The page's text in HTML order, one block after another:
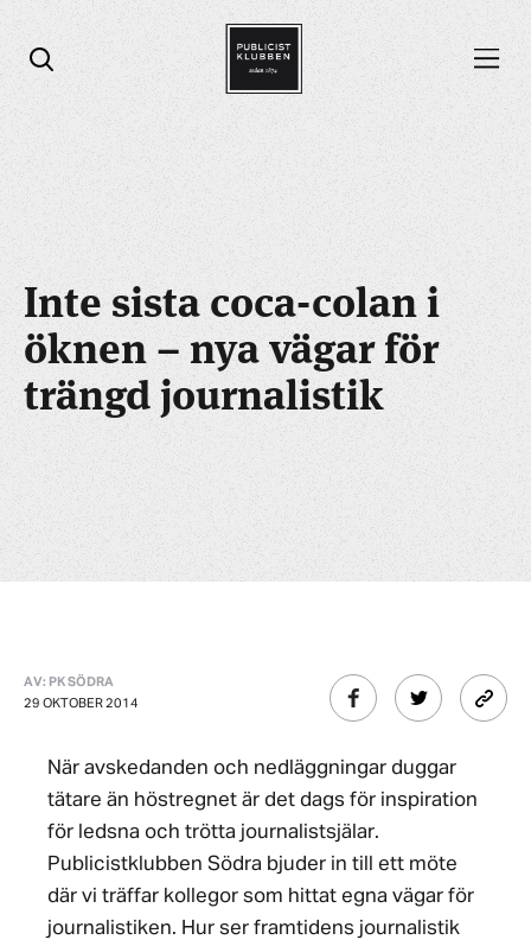
Öppna sök
Öppna menyn
Inte sista coca-colan i
öknen – nya vägar för
trängd journalistik
AV: PK SÖDRA
29 OKTOBER 2014
När avskedanden och nedläggningar duggar
tätare än höstregnet är det dags för inspiration
för ledsna och trötta journalistsjälar.
Publicistklubben Södra bjuder in till ett möte
där vi träffar kollegor som hittat egna vägar för
journalistiken. Hur ser framtidens journalistik